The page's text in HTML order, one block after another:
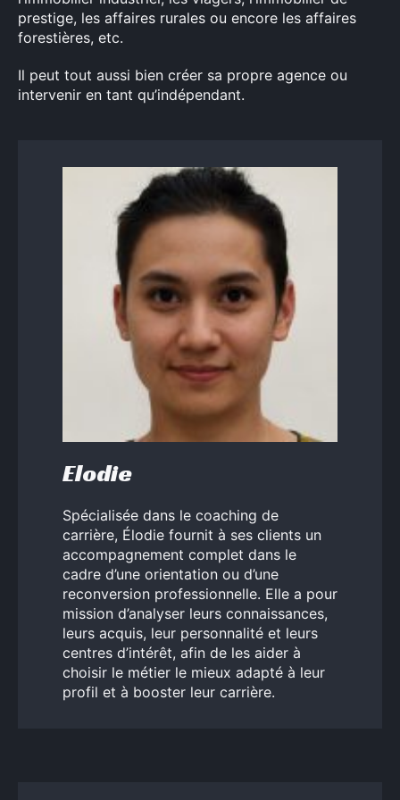
prestige, les affaires rurales ou encore les affaires
forestières, etc.
Il peut tout aussi bien créer sa propre agence ou
intervenir en tant qu’indépendant.
Elodie
Spécialisée dans le coaching de
carrière, Élodie fournit à ses clients un
accompagnement complet dans le
cadre d’une orientation ou d’une
reconversion professionnelle. Elle a pour
mission d’analyser leurs connaissances,
leurs acquis, leur personnalité et leurs
centres d’intérêt, afin de les aider à
choisir le métier le mieux adapté à leur
profil et à booster leur carrière.